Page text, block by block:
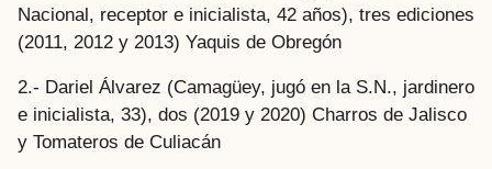
Nacional, receptor e inicialista, 42 años), tres ediciones
(2011, 2012 y 2013) Yaquis de Obregón
2.- Dariel Álvarez (Camagüey, jugó en la S.N., jardinero
e inicialista, 33), dos (2019 y 2020) Charros de Jalisco
y Tomateros de Culiacán